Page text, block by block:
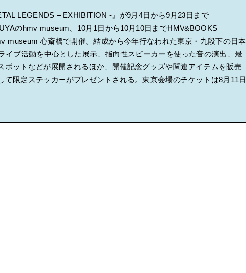
LEGENDS – EXHIBITION -』が9月4日から9月23日まで
のhmv museum、10月1日から10月10日までHMV&BOOKS
museum 心斎橋で開催。結成から今年行なわれた東京・九段下の日本
イブ活動を中心とした展示、指向性スピーカーを使った音の演出、最
ポットなどが展開されるほか、開催記念グッズや関連アイテムを販売
て限定ステッカーがプレゼントされる。東京会場のチケットは8月11日